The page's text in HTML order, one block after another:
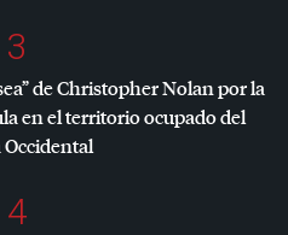
3
de Christopher Nolan por la
en el territorio ocupado del
Occidental
4